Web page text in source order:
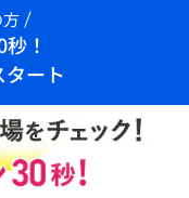
！
ート